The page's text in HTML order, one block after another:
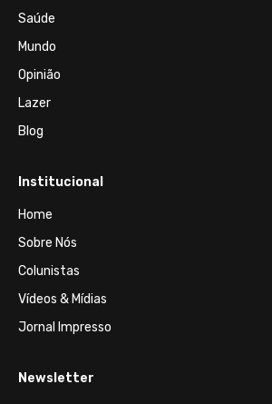
Saúde
Mundo
Opinião
Lazer
Blog
Institucional
Home
Sobre Nós
Colunistas
Vídeos & Mídias
Jornal Impresso
Newsletter